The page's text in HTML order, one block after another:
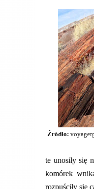
Źródło:
te unosiły się
komórek
rozpuściły się